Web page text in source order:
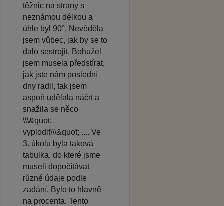
těžnic na strany s
neznámou délkou a
úhle byl 90°. Nevěděla
jsem vůbec, jak by se to
dalo sestrojit. Bohužel
jsem musela předstírat,
jak jste nám poslední
dny radil, tak jsem
aspoň udělala náčrt a
snažila se něco
\\\&quot;
vyplodit\\\&quot; .... Ve
3. úkolu byla taková
tabulka, do které jsme
museli dopočítávat
různé údaje podle
zadání. Bylo to hlavně
na procenta. Tento